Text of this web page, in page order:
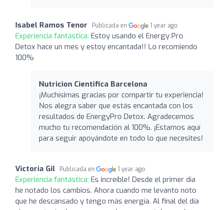
Isabel Ramos Tenor Publicada en 1 year ago
Experiencia fantástica: Estoy usando el Energy Pro
Detox hace un mes y estoy encantada!! Lo recomiendo
100%
Nutricion Cientifica Barcelona
¡Muchísimas gracias por compartir tu experiencia!
Nos alegra saber que estás encantada con los
resultados de EnergyPro Detox. Agradecemos
mucho tu recomendación al 100%. ¡Estamos aquí
para seguir apoyándote en todo lo que necesites!
Victoria Gil Publicada en 1 year ago
Experiencia fantástica: Es increíble! Desde el primer día
he notado los cambios. Ahora cuando me levanto noto
que he descansado y tengo más energía. Al final del día